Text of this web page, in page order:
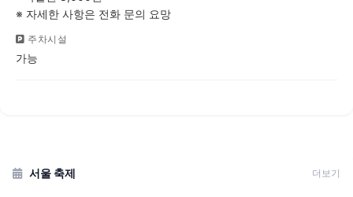
※ 자세한 사항은 전화 문의 요망
주차시설
가능
서울 축제 더보기